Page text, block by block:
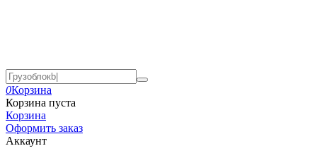
0Корзина
Корзина пуста
Корзина
Оформить заказ
Аккаунт